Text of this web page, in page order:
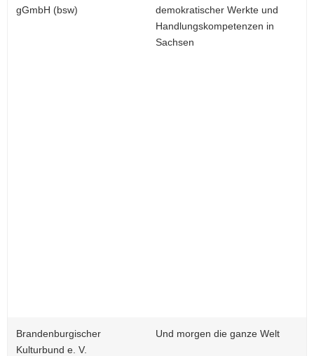
gGmbH (bsw)
demokratischer Werkte und
Handlungskompetenzen in
Sachsen
Brandenburgischer
Kulturbund e. V.
Und morgen die ganze Welt